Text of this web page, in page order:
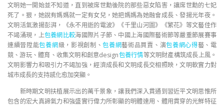
文明她一開始並不知道，直到被席世勳後院的那些惡女陷害，讓席世勳的七妃
死了。狠，她說有媽媽就一定有女兒，她把媽媽為她融會成長、發揚光年夜。
文明活氣激揚彭湃，《永不用逝的電波》《千里山河圖》《繁花》等文藝佳作
不竭涌現，上包養網比較海國際片子節、中國上海國際藝術節等嚴重節展賽事
連續晉陞能包養網級，影視創制、包養網藝術品買賣、演包養網心得藝、電
競、游玩、體育、收集文明和創意design包養行情等文明財產構筑成長上風。
文明影響力和吸引力不竭加強，經濟成長和文明成長交相照映，文明軟實力對
城市成長的支持感化愈加突顯。
新時期文明扶植展示出的萬千景象，讓我們深入貫通到習近平文明思惟所
包含的宏大真諦氣力和強盛實行偉力所彰顯的明體達用、體用貫穿的光鮮特征